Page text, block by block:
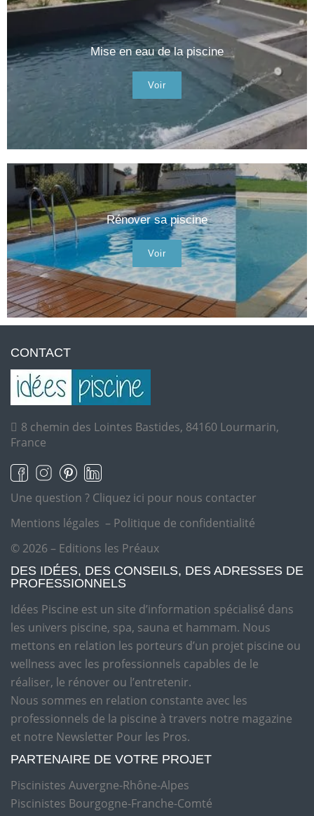
Mise en eau de la piscine
Voir
Rénover sa piscine
Voir
CONTACT
8 chemin des Lointes Bastides, 84160 Lourmarin,
France
Une question ? Cliquez ici pour nous contacter
Mentions légales – Politique de confidentialité
© 2026 – Editions les Préaux
DES IDÉES, DES CONSEILS, DES ADRESSES DE
PROFESSIONNELS
Idées Piscine est un site d’information spécialisé dans
les univers piscine, spa, sauna et hammam. Nous
mettons en relation les porteurs d’un projet piscine ou
wellness avec les professionnels capables de le
réaliser, le rénover ou l’entretenir.
Nous sommes en relation constante avec les
professionnels de la piscine à travers notre magazine
et notre Newsletter Pour les Pros.
PARTENAIRE DE VOTRE PROJET
Piscinistes Auvergne-Rhône-Alpes
Piscinistes Bourgogne-Franche-Comté